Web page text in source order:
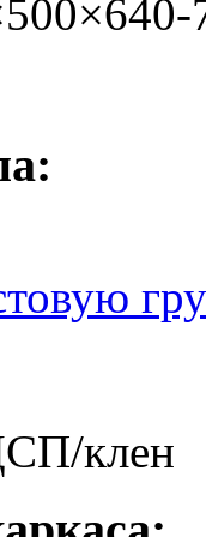
500×640-
клен